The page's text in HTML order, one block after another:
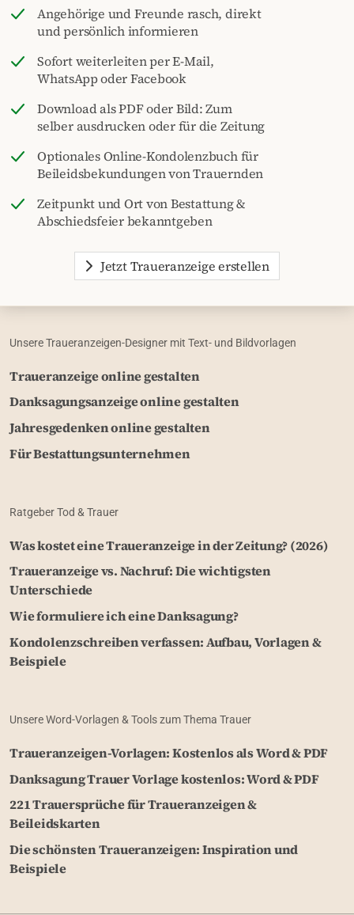
Angehörige und Freunde rasch, direkt
und persönlich informieren
Sofort weiterleiten per E-Mail,
WhatsApp oder Facebook
Download als PDF oder Bild: Zum
selber ausdrucken oder für die Zeitung
Optionales Online-Kondolenzbuch für
Beileidsbekundungen von Trauernden
Zeitpunkt und Ort von Bestattung &
Abschiedsfeier bekanntgeben
Jetzt Traueranzeige erstellen
Unsere Traueranzeigen-Designer mit Text- und Bildvorlagen
Traueranzeige online gestalten
Danksagungsanzeige online gestalten
Jahresgedenken online gestalten
Für Bestattungsunternehmen
Ratgeber Tod & Trauer
Was kostet eine Traueranzeige in der Zeitung? (2026)
Traueranzeige vs. Nachruf: Die wichtigsten
Unterschiede
Wie formuliere ich eine Danksagung?
Kondolenzschreiben verfassen: Aufbau, Vorlagen &
Beispiele
Unsere Word-Vorlagen & Tools zum Thema Trauer
Traueranzeigen-Vorlagen: Kostenlos als Word & PDF
Danksagung Trauer Vorlage kostenlos: Word & PDF
221 Trauersprüche für Traueranzeigen &
Beileidskarten
Die schönsten Traueranzeigen: Inspiration und
Beispiele